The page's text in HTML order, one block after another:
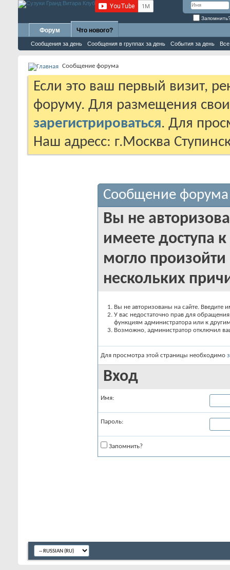
Форум Что нового?
Сообщения за день Сообщения в группах за день События за день
Сообщение форума
Если это ваш первый визит,
форуму. Для размещения
зарегистрироваться. Для
Наш адресс: г.Москва
Сообщение форума
Вы не
имеете доступа
могло
нескольких
Вы не авторизованы на сайте. Введите
У вас недостаточно прав для
функциям администратора или к
Возможно, администратор отключил
Для просмотра этой страницы необходимо
Вход
Имя:
Пароль:
Запомнить?